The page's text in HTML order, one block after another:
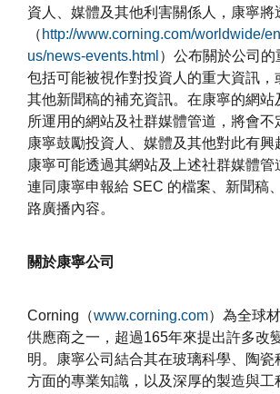
資人、媒體及其他利害關係人，康寧將
（ http://www.corning.com/worldwide/
us/news-events.html ）公布關於公司
包括可能被視作對投資人的重大資訊，
其他新聞稿的補充資訊。在康寧的網站
所運用的網站及社群媒體管道，將會不
康寧鼓勵投資人、媒體及其他對此有興
康寧可能透過其網站及上述社群媒體管
連同康寧申報給 SEC 的檔案、新聞稿
路廣播內容。
關於康寧公司
Corning（www.corning.com）為全球
供應商之一，超過165年來提出許多改
明。康寧公司結合其在玻璃科學、陶瓷
方面的專業知識，以及深厚的製造與工